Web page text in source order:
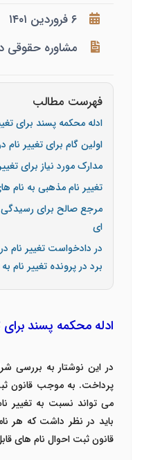
۶ فروردین ۱۴۰۱
مشاوره حقوقی
فهرست مطالب
ادله محکمه پسند برای
اولین گام برای تغییر نام
مدارک مورد نیاز برای
تغییر نام مذهبی به نام
مرجع صالح برای رسیدگی
ای
در دادخواست تغییر نام
برد در پرونده تغییر نام
ادله محکمه پسند برای
در این نوشتار به بررسی
پرداخت. به موجب قانون
می تواند نسبت به تغییر
باید در نظر داشت که هر
قانون ثبت احوال نام های